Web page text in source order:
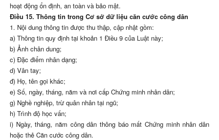
hoạt động ổn định, an toàn và bảo mật.
Điều 15. Thông tin trong Cơ sở dữ liệu căn cước công dân
1. Nội dung thông tin được thu thập, cập nhật gồm:
a) Thông tin quy định tại khoản 1 Điều 9 của Luật này;
b) Ảnh chân dung;
c) Đặc điểm nhân dạng;
d) Vân tay;
đ) Họ, tên gọi khác;
e) Số, ngày, tháng, năm và nơi cấp Chứng minh nhân dân;
g) Nghề nghiệp, trừ quân nhân tại ngũ;
h) Trình độ học vấn;
i) Ngày, tháng, năm công dân thông báo mất Chứng minh nhân dân
hoặc thẻ Căn cước công dân.